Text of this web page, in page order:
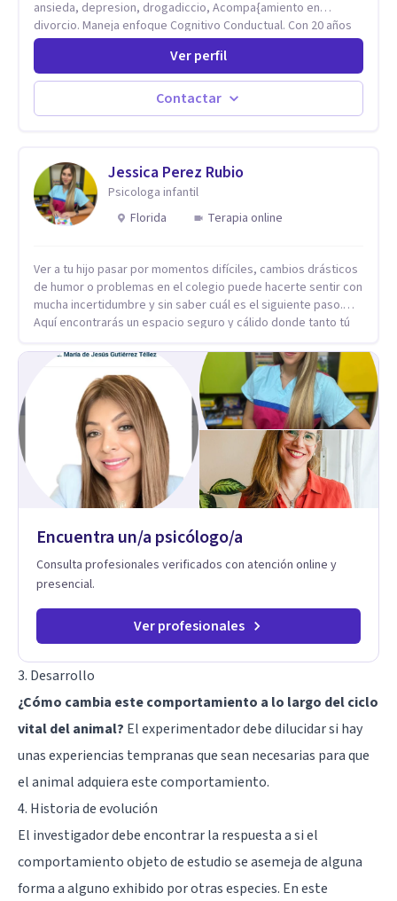
ansieda, depresion, drogadiccio, Acompa{amiento en
divorcio. Maneja enfoque Cognitivo Conductual. Con 20 años
de experiencia, constantemente capacitandose en las
diferntes areas de la Salud Mental.
Ver perfil
Contactar
Jessica Perez Rubio
Psicologa infantil
Florida
Terapia online
Ver a tu hijo pasar por momentos difíciles, cambios drásticos
de humor o problemas en el colegio puede hacerte sentir con
mucha incertidumbre y sin saber cuál es el siguiente paso.
Aquí encontrarás un espacio seguro y cálido donde tanto tú
comprendidos y apoyados para recuperar la tranquilidad en
herramientas prácticas y dinámicas adaptadas a la edad de
cada menor, dejando de lado las etiquetas y los tecnicismos.
Mi forma de trabajar se centra en entender las emociones
que hay detrás del comportamiento, ayudándoles a
desarrollar la confianza necesaria para superar sus retos y
fortaleciendo la comunicación entre ustedes. Acompaño a
niños y adolescentes que están lidiando con la ansiedad, la
padres que buscan orientación y pautas claras para educar
primer paso hacia una convivencia familiar más armoniosa,
agenda tu sesión y empecemos a trabajar juntos.
Encuentra un/a psicólogo/a
Consulta profesionales verificados con atención online y
presencial.
Ver profesionales
3. Desarrollo
¿Cómo cambia este comportamiento a lo largo del ciclo
vital del animal? El experimentador debe dilucidar si hay
unas experiencias tempranas que sean necesarias para que
el animal adquiera este comportamiento.
4. Historia de evolución
El investigador debe encontrar la respuesta a si el
comportamiento objeto de estudio se asemeja de alguna
forma a alguno exhibido por otras especies. En este